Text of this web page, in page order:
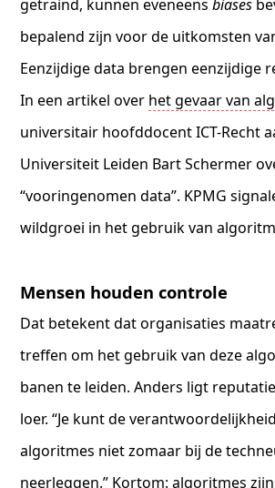
getraind, kunnen eveneensbiases
bepalend zijn voor de uitkomsten
Eenzijdige data brengen eenzijdige
In een artikel over het gevaar van
universitair hoofddocent ICT-Recht
Universiteit Leiden Bart Schermer
“vooringenomen data”. KPMG
wildgroei in het gebruik van
Mensen houden controle
Dat betekent dat organisaties
treffen om het gebruik van deze
banen te leiden. Anders ligt
loer. “Je kunt de
algoritmes niet zomaar bij de
neerleggen.” Kortom: algoritmes